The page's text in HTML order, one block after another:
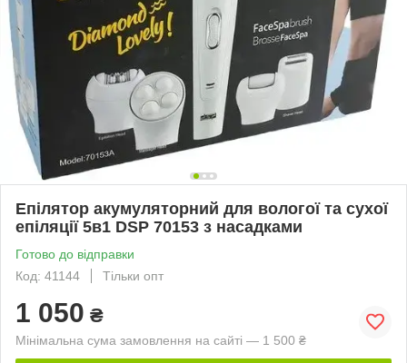
Епілятор акумуляторний для вологої та сухої
епіляції 5в1 DSP 70153 з насадками
Готово до відправки
Код: 41144
Тільки опт
1 050 ₴
Мінімальна сума замовлення на сайті — 1 500 ₴